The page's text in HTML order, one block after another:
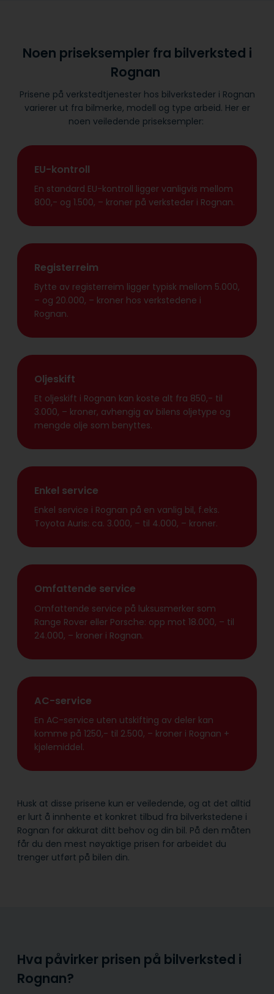
Noen priseksempler fra bilverksted i
Rognan
Prisene på verkstedtjenester hos bilverksteder i Rognan
varierer ut fra bilmerke, modell og type arbeid. Her er
noen veiledende priseksempler:
EU-kontroll
En standard EU-kontroll ligger vanligvis mellom
800,- og 1.500, – kroner på verksteder i Rognan.
Registerreim
Bytte av registerreim ligger typisk mellom 5.000,
– og 20.000, – kroner hos verkstedene i
Rognan.
Oljeskift
Et oljeskift i Rognan kan koste alt fra 850,- til
3.000, – kroner, avhengig av bilens oljetype og
mengde olje som benyttes.
Enkel service
Enkel service i Rognan på en vanlig bil, f.eks.
Toyota Auris: ca. 3.000, – til 4.000, – kroner.
Omfattende service
Omfattende service på luksusmerker som
Range Rover eller Porsche: opp mot 18.000, – til
24.000, – kroner i Rognan.
AC-service
En AC-service uten utskifting av deler kan
komme på 1250,- til 2.500, – kroner i Rognan +
kjølemiddel.
Husk at disse prisene kun er veiledende, og at det alltid
er lurt å innhente et konkret tilbud fra bilverkstedene i
Rognan for akkurat ditt behov og din bil. På den måten
får du den mest nøyaktige prisen for arbeidet du
trenger utført på bilen din.
Hva påvirker prisen på bilverksted i
Rognan?